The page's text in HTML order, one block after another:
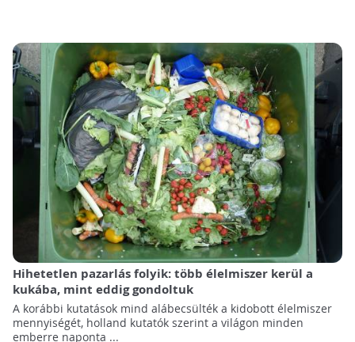
Hihetetlen pazarlás folyik: több élelmiszer kerül a
kukába, mint eddig gondoltuk
A korábbi kutatások mind alábecsülték a kidobott élelmiszer
mennyiségét, holland kutatók szerint a világon minden
emberre naponta ...